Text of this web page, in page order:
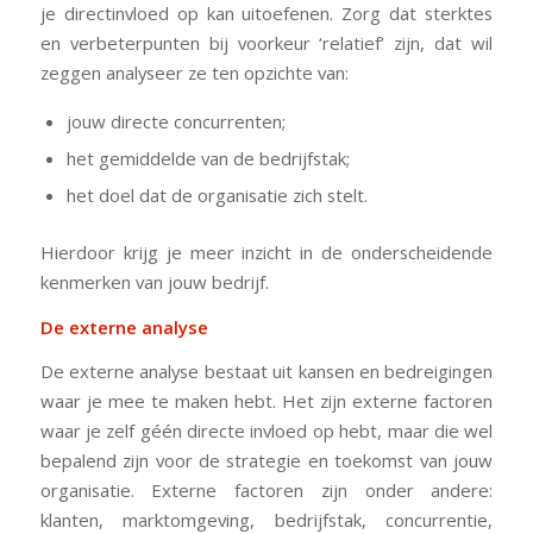
je directinvloed op kan uitoefenen. Zorg dat sterktes
en verbeterpunten bij voorkeur ‘relatief’ zijn, dat wil
zeggen analyseer ze ten opzichte van:
jouw directe concurrenten;
het gemiddelde van de bedrijfstak;
het doel dat de organisatie zich stelt.
Hierdoor krijg je meer inzicht in de onderscheidende
kenmerken van jouw bedrijf.
De externe analyse
De externe analyse bestaat uit kansen en bedreigingen
waar je mee te maken hebt. Het zijn externe factoren
waar je zelf géén directe invloed op hebt, maar die wel
bepalend zijn voor de strategie en toekomst van jouw
organisatie. Externe factoren zijn onder andere:
klanten, marktomgeving, bedrijfstak, concurrentie,